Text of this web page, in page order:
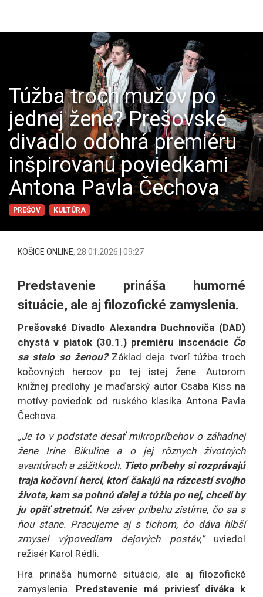
Túžba troch mužov po
jednej žene? Prešovské
divadlo odohrá premiéru
inšpirovanú poviedkami
Antona Pavla Čechova
PREŠOV KULTÚRA
KOŠICE ONLINE, 28.01.2026 | 09:27
Predstavenie prináša humorné
situácie, ale aj filozofické zamyslenia.
Prešovské Divadlo Alexandra Duchnoviča (DAD)
chystá v piatok (30.1.) premiéru inscenácie Čo
sa stalo so ženou? Základ deja tvorí túžba troch
kočovných hercov po tej istej žene. Autorom
knižnej predlohy je maďarský autor Csaba Kiss na
motívy poviedok od ruského klasika Antona Pavla
Čechova.
„Je to v podstate desať mikropríbehov o záhadnej
žene Irine Bikuľine a o jej rôznych životných
avantúrach a zážitkoch.Tieto príbehy si rozprávajú
traja kočovní herci, ktorí čakajú na rázcestí svojho
života, kam sa pohnú ďalej a túžia po nej, chceli by
ju opäť stretnúť. Na záver príbehu zistíme, čo sa s
ňou stane. Pracujeme aj s tichom, čo dáva hlbší
zmysel výpovediam dejových postáv,“uviedol
režisér Karol Rédli.
Hra prináša humorné situácie, ale aj filozofické
zamyslenia. Predstavenie má priviesť diváka k